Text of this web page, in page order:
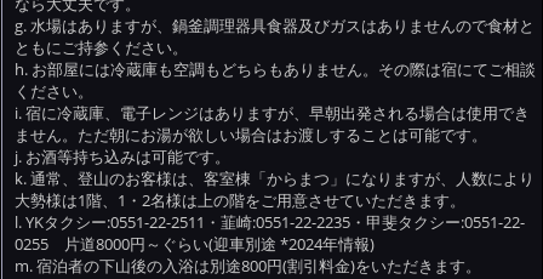
水場はありますが、鍋釜調理器具食器及びガスはありませんので食材と
ともにご持参ください。
お部屋には冷蔵庫も空調もどちらもありません。その際は宿にてご相談
ください。
宿に冷蔵庫、電子レンジはありますが、早朝出発される場合は使用でき
ません。ただ朝にお湯が欲しい場合はお渡しすることは可能です。
お酒等持ち込みは可能です。
通常、登山のお客様は、客室棟「からまつ」になりますが、人数により
大勢様は1階、1・2名様は上の階をご用意させていただきます。
YKタクシー:0551-22-2511・韮崎:0551-22-2235・甲斐タクシー:0551-22-
0255 片道8000円～ぐらい(迎車別途 *2024年情報)
宿泊者の下山後の入浴は別途800円(割引料金)をいただきます。